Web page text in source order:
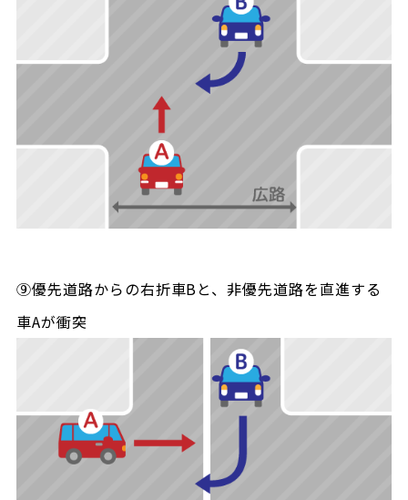
⑨優先道路からの右折車Bと、非優先道路を直進する
車Aが衝突